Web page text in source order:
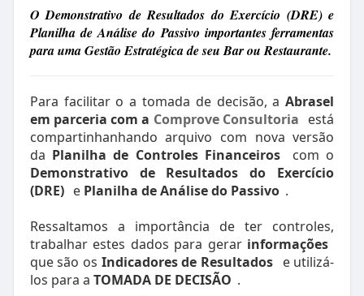
O Demonstrativo de Resultados do Exercício (DRE) e
Planilha de Análise do Passivo importantes ferramentas
para uma Gestão Estratégica de seu Bar ou Restaurante.
Para facilitar o a tomada de decisão, aAbrasel
em parceria com a Comprove Consultoria está
compartinhanhando arquivo com nova versão
da Planilha de Controles Financeiros
com o
Demonstrativo de Resultados do Exercício
(DRE) e Planilha de Análise do Passivo .
Ressaltamos a importância de ter controles,
trabalhar estes dados para gerar informações
que são os Indicadores de Resultados e utilizá-
los para a TOMADA DE DECISÃO .